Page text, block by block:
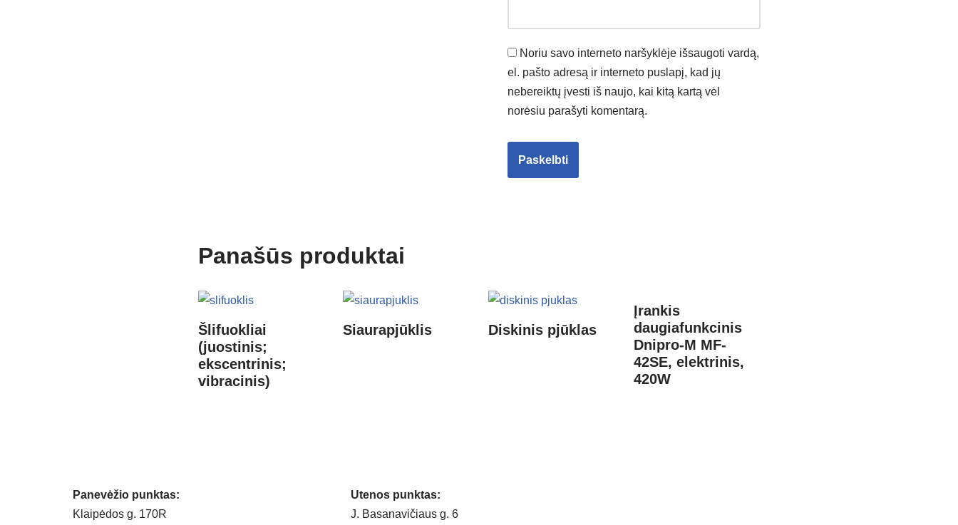
Noriu savo interneto naršyklėje išsaugoti vardą,
el. pašto adresą ir interneto puslapį, kad jų
nebereiktų įvesti iš naujo, kai kitą kartą vėl
norėsiu parašyti komentarą.
Panašūs produktai
Šlifuokliai
(juostinis;
ekscentrinis;
vibracinis)
Siaurapjūklis Diskinis pjūklas
Įrankis
daugiafunkcinis
Dnipro-M MF-
42SE, elektrinis,
420W
Panevėžio punktas:
Klaipėdos g. 170R
Utenos punktas:
J. Basanavičiaus g. 6